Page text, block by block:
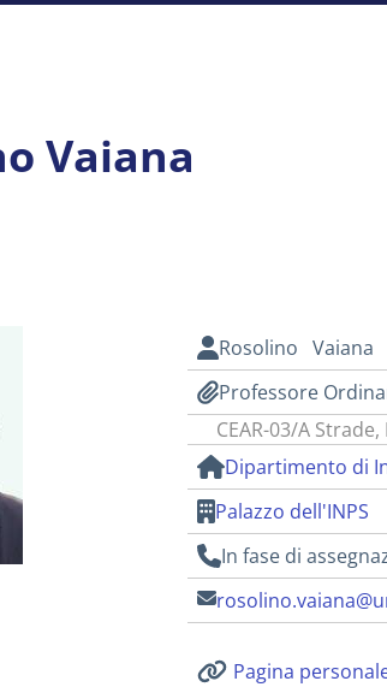
Vaiana
Rosolino Vaiana
Professore
CEAR-03/A
Dipartimento di
Palazzo dell'INPS
In fase di
Pagina